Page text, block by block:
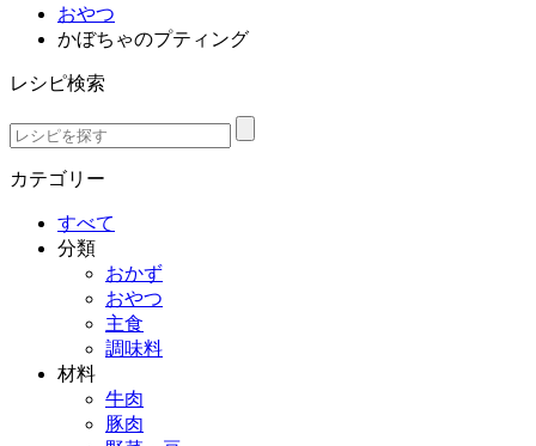
おやつ
かぼちゃのプティング
レシピ検索
カテゴリー
すべて
分類
おかず
おやつ
主食
調味料
材料
牛肉
豚肉